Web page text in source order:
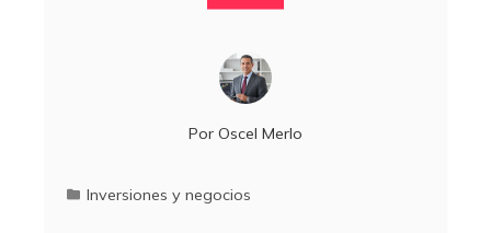
Por Oscel Merlo
Inversiones y negocios